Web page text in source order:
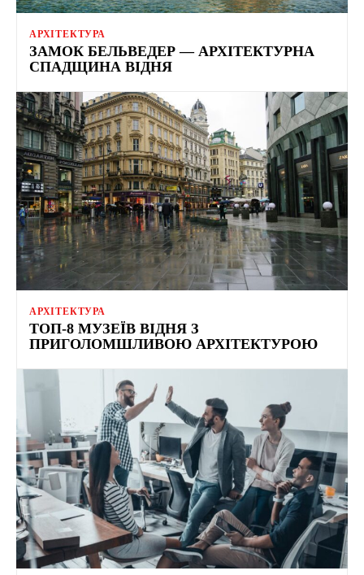
АРХІТЕКТУРА
ЗАМОК БЕЛЬВЕДЕР — АРХІТЕКТУРНА
СПАДЩИНА ВІДНЯ
АРХІТЕКТУРА
ТОП-8 МУЗЕЇВ ВІДНЯ З
ПРИГОЛОМШЛИВОЮ АРХІТЕКТУРОЮ